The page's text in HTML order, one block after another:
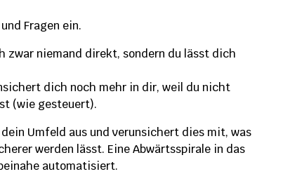
Fragen ein.
niemand direkt, sondern du lässt dich
dich noch mehr in dir, weil du nicht
(wie gesteuert).
Umfeld aus und verunsichert dies mit, was
werden lässt. Eine Abwärtsspirale in das
automatisiert.